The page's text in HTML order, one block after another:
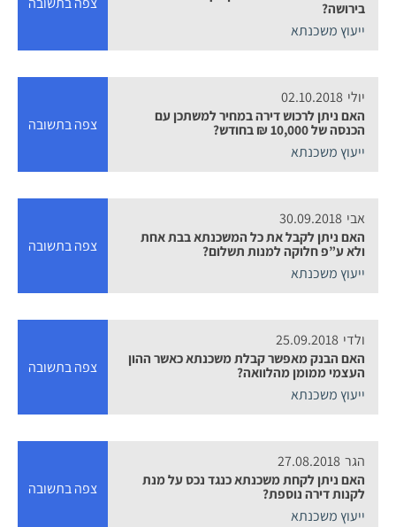
בירושה?
ייעוץ משכנתא
יולי 02.10.2018
האם ניתן לרכוש דירה במחיר למשתכן עם
הכנסה של 10,000 ₪ בחודש?
ייעוץ משכנתא
צפה בתשובה
אבי 30.09.2018
האם ניתן לקבל את כל המשכנתא בבת אחת
ולא ע”פ חלוקה למנות תשלום?
ייעוץ משכנתא
צפה בתשובה
ולדי 25.09.2018
האם הבנק מאפשר קבלת משכנתא כאשר ההון
העצמי ממומן מהלוואה?
ייעוץ משכנתא
צפה בתשובה
הגר 27.08.2018
האם ניתן לקחת משכנתא כנגד נכס על מנת
לקנות דירה נוספת?
ייעוץ משכנתא
צפה בתשובה